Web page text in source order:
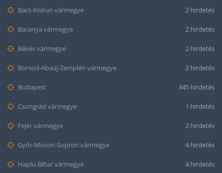
Bács-Kiskun vármegye 2 hirdetés
Baranya vármegye 2 hirdetés
Békés vármegye 2 hirdetés
Borsod-Abaúj-Zemplén vármegye 2 hirdetés
Budapest 345 hirdetés
Csongrád vármegye 1 hirdetés
Fejér vármegye 2 hirdetés
Győr-Moson-Sopron vármegye 4 hirdetés
Hajdú-Bihar vármegye 4 hirdetés